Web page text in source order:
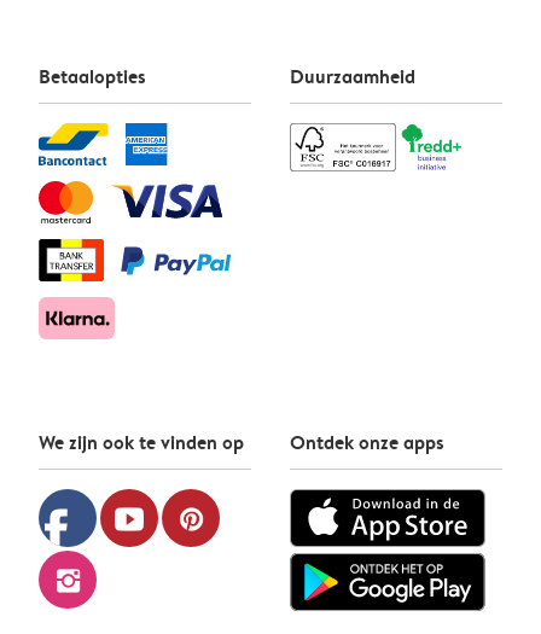
Betaalopties Duurzaamheid
We zijn ook te vinden op
facebook youtube pinterest
instagram
Ontdek onze apps